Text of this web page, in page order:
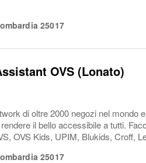
25017
OVS (Lonato)
di oltre 2000 negozi nel mondo
il bello accessibile a tutti.
OVS Kids, UPIM, Blukids, Croff,
25017